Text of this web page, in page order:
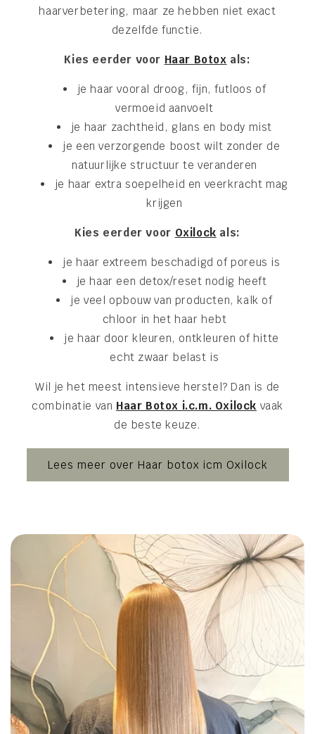
haarverbetering, maar ze hebben niet exact
dezelfde functie.
Kies eerder voor Haar Botox als:
je haar vooral droog, fijn, futloos of
vermoeid aanvoelt
je haar zachtheid, glans en body mist
je een verzorgende boost wilt zonder de
natuurlijke structuur te veranderen
je haar extra soepelheid en veerkracht mag
krijgen
Kies eerder voor Oxilock als:
je haar extreem beschadigd of poreus is
je haar een detox/reset nodig heeft
je veel opbouw van producten, kalk of
chloor in het haar hebt
je haar door kleuren, ontkleuren of hitte
echt zwaar belast is
Wil je het meest intensieve herstel? Dan is de
combinatie van Haar Botox i.c.m. Oxilock vaak
de beste keuze.
Lees meer over Haar botox icm Oxilock